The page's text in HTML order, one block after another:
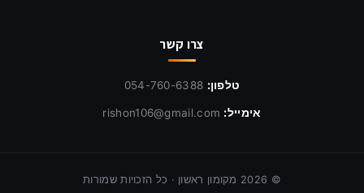
צרו קשר
טלפון: 054-760-6388
אימייל: rishon106@gmail.com
©
2026 מקומון ראשון · כל הזכויות שמורות